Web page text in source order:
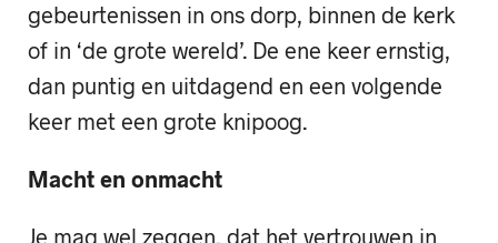
gebeurtenissen in ons dorp, binnen de kerk
of in ‘de grote wereld’. De ene keer ernstig,
dan puntig en uitdagend en een volgende
keer met een grote knipoog.
Macht en onmacht
Je mag wel zeggen, dat het vertrouwen in